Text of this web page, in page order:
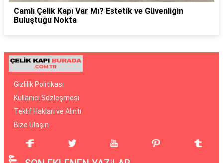
Camlı Çelik Kapı Var Mı? Estetik ve Güvenliğin
Buluştuğu Nokta
Gizlilik Politikası
Kullanıcı Sözleşmesi
Teklif Hakları ve Alıntı
Bize Ulaşın